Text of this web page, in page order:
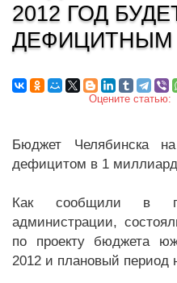
2012 ГОД
ДЕФИЦИТНЫМ
Оцените статью:
Бюджет Челябинска
дефицитом в 1
Как сообщили в
администрации,
по проекту бюджета
2012 и плановый период